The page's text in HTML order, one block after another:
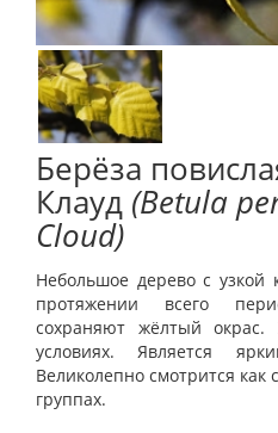
Берёза
Клауд (Betula
Cloud)
Небольшое дерево с
протяжении всего
сохраняют жёлтый
условиях. Является
Великолепно смотрится как
группах.